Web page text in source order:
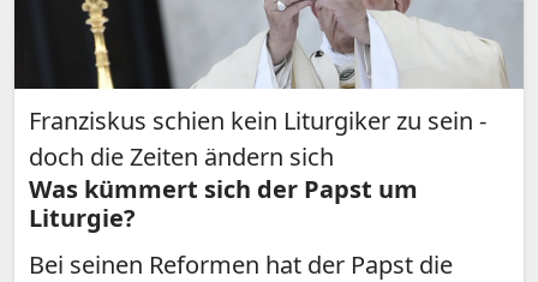
Franziskus schien kein Liturgiker zu sein -
doch die Zeiten ändern sich
Was kümmert sich der Papst um
Liturgie?
Bei seinen Reformen hat der Papst die